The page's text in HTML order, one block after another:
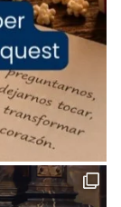
ens
ha
de Les